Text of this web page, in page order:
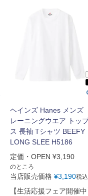
ヘインズ Hanes メンズ
レーニングウエア トッ
ス 長袖 Tシャツ BEEFY
LONG SLEE H5186
定価・OPEN ¥3,190
のところ
当店販売価格 ¥3,190税込
【生活応援フェア開催中